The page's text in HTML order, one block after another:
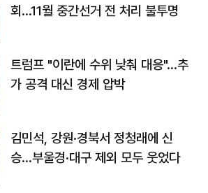
회…11월 중간선거 전 처리 불투명
트럼프 "이란에 수위 낮춰 대응"…추
가 공격 대신 경제 압박
김민석, 강원·경북서 정청래에 신
승…부울경·대구 제외 모두 웃었다